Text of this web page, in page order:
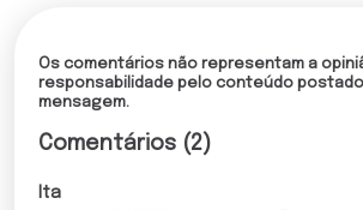
Os comentários não representam a
responsabilidade pelo conteúdo
mensagem.
Comentários (2)
Ita